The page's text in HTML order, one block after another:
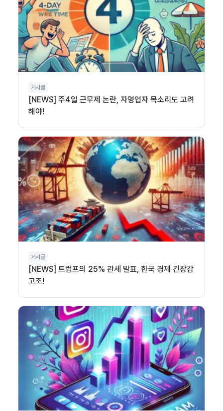
게시글
[NEWS] 주4일 근무제 논란, 자영업자 목소리도 고려
해야!
게시글
[NEWS] 트럼프의 25% 관세 발표, 한국 경제 긴장감
고조!